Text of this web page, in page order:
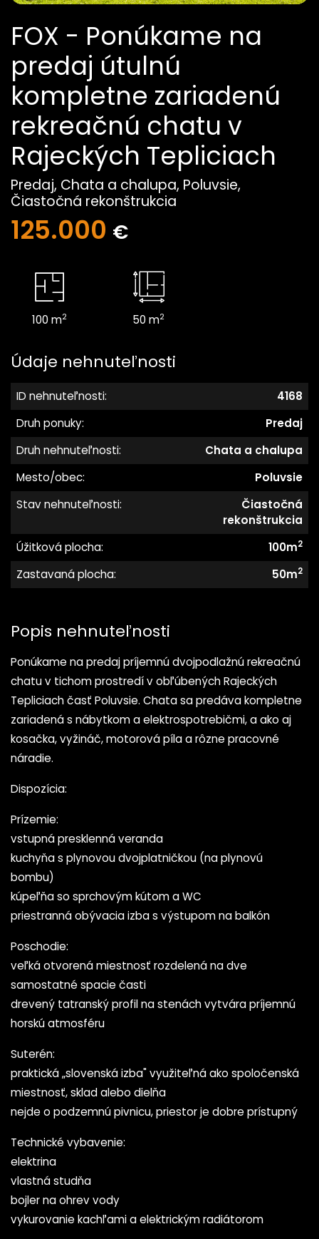
FOX - Ponúkame na
predaj útulnú
kompletne zariadenú
rekreačnú chatu v
Rajeckých Tepliciach
Predaj, Chata a chalupa, Poluvsie,
Čiastočná rekonštrukcia
125.000 €
100 m2 50 m2
Údaje nehnuteľnosti
ID nehnuteľnosti:
4168
Druh ponuky:
Predaj
Druh nehnuteľnosti:
Chata a chalupa
Mesto/obec:
Poluvsie
Stav nehnuteľnosti:
Čiastočná
rekonštrukcia
Úžitková plocha:
100m2
Zastavaná plocha: 50m2
Popis nehnuteľnosti
Ponúkame na predaj príjemnú dvojpodlažnú rekreačnú
chatu v tichom prostredí v obľúbených Rajeckých
Tepliciach časť Poluvsie. Chata sa predáva kompletne
zariadená s nábytkom a elektrospotrebičmi, a ako aj
kosačka, vyžináč, motorová píla a rôzne pracovné
náradie.
Dispozícia:
Prízemie:
vstupná presklenná veranda
kuchyňa s plynovou dvojplatničkou (na plynovú
bombu)
kúpeľňa so sprchovým kútom a WC
priestranná obývacia izba s výstupom na balkón
Poschodie:
veľká otvorená miestnosť rozdelená na dve
samostatné spacie časti
drevený tatranský profil na stenách vytvára príjemnú
horskú atmosféru
Suterén:
praktická „slovenská izba" využiteľná ako spoločenská
miestnosť, sklad alebo dielňa
nejde o podzemnú pivnicu, priestor je dobre prístupný
Technické vybavenie:
elektrina
vlastná studňa
bojler na ohrev vody
vykurovanie kachľami a elektrickým radiátorom